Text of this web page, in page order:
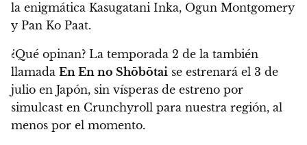
la enigmática Kasugatani Inka, Ogun Montgomery
y Pan Ko Paat.
¿Qué opinan? La temporada 2 de la también
llamada En En no Shōbōtai se estrenará el 3 de
julio en Japón, sin vísperas de estreno por
simulcast en Crunchyroll para nuestra región, al
menos por el momento.